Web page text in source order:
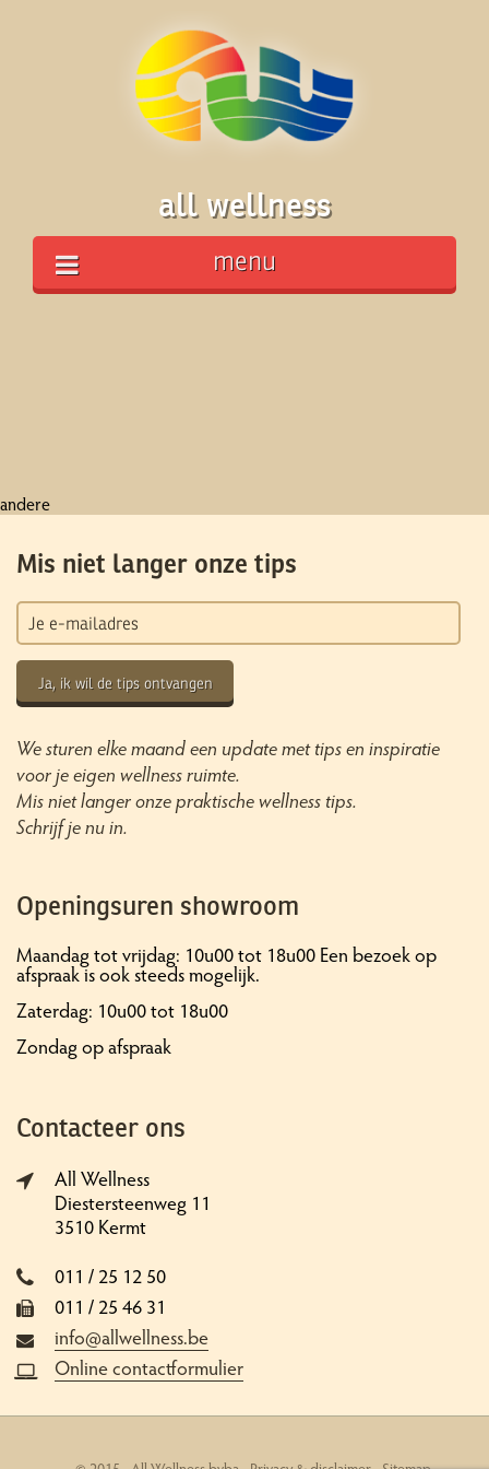
all wellness
menu
andere
Mis niet langer onze tips
Ja, ik wil de tips ontvangen
We sturen elke maand een update met tips en inspiratie
voor je eigen wellness ruimte.
Mis niet langer onze praktische wellness tips.
Schrijf je nu in.
Openingsuren showroom
Maandag tot vrijdag: 10u00 tot 18u00 Een bezoek op
afspraak is ook steeds mogelijk.
Zaterdag: 10u00 tot 18u00
Zondag op afspraak
Contacteer ons
All Wellness
Diestersteenweg 11
3510 Kermt
011 / 25 12 50
011 / 25 46 31
info@allwellness.be
Online contactformulier